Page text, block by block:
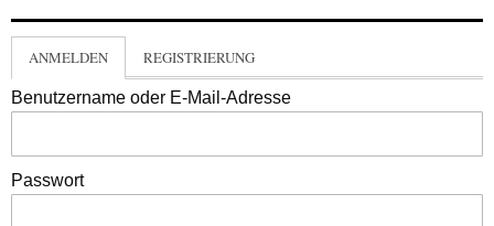
ANMELDEN REGISTRIERUNG
Benutzername oder E-Mail-Adresse
Passwort